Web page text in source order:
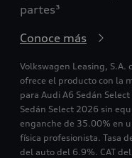
partes³
Conoce más
Volkswagen Leasing, S.A.
ofrece el producto con la
para Audi A6 Sedán
Sedán Select 2026 sin
enganche de 35.00% en
física profesionista. Tasa
del auto del 6.9%. CAT